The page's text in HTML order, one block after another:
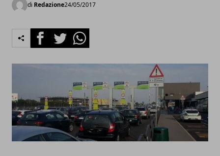
di Redazione24/05/2017
FacebookTwitterWhatsapp